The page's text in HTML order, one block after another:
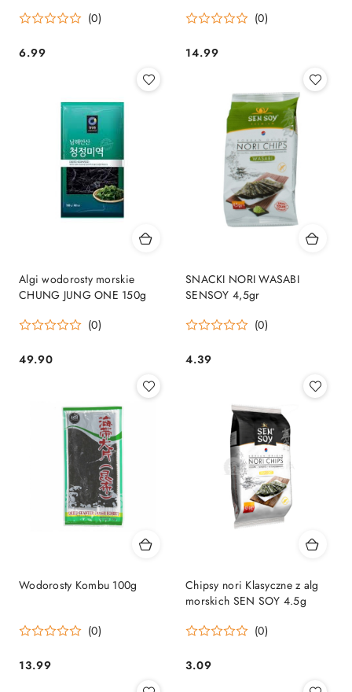
(0)
Cena:
6.99
(0)
Cena:
14.99
Algi wodorosty morskie
CHUNG JUNG ONE 150g
(0)
Cena:
49.90
SNACKI NORI WASABI
SENSOY 4,5gr
(0)
Cena:
4.39
Wodorosty Kombu 100g
(0)
Cena:
13.99
Chipsy nori Klasyczne z alg
morskich SEN SOY 4.5g
(0)
Cena:
3.09